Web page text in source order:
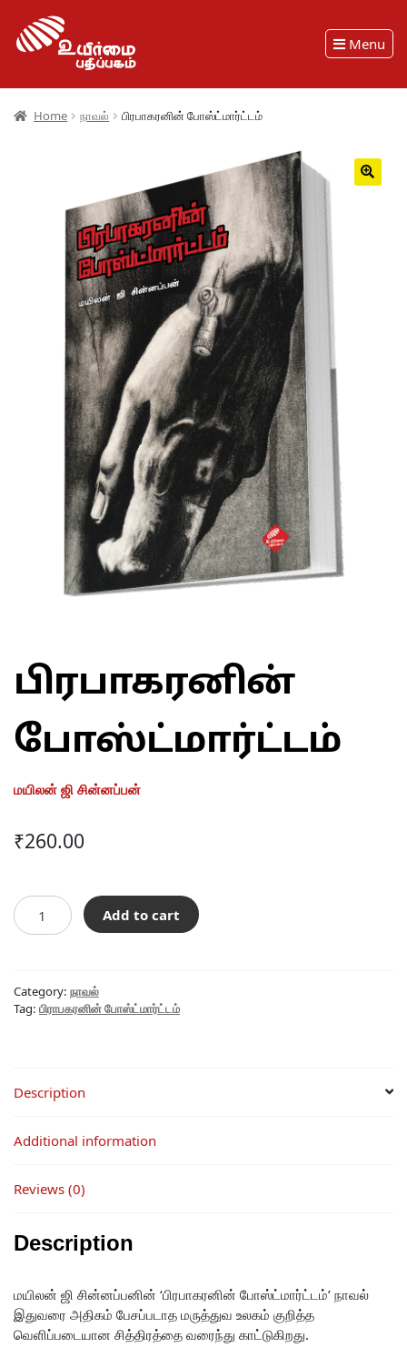
Menu
Home நாவல் பிரபாகரனின் போஸ்ட்மார்ட்டம்
பிரபாகரனின்
போஸ்ட்மார்ட்டம்
மயிலன் ஜி சின்னப்பன்
₹260.00
பிரபாகரனின்
போஸ்ட்மார்ட்டம்
Add to cart
Category: நாவல்
Tag: பிராபகரனின் போஸ்ட்மார்ட்டம்
Description
Additional information
Reviews (0)
Description
மயிலன் ஜி சின்னப்பனின் ‘பிரபாகரனின் போஸ்ட்மார்ட்டம்’ நாவல்
இதுவரை அதிகம் பேசப்படாத மருத்துவ உலகம் குறித்த
வெளிப்படையான சித்திரத்தை வரைந்து காட்டுகிறது.